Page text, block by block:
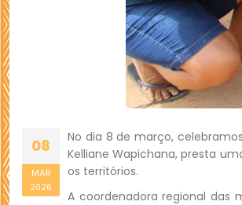
08
MAR
2026
No dia 8 de março,
Kelliane Wapichana, presta
os territórios.
A coordenadora regional das